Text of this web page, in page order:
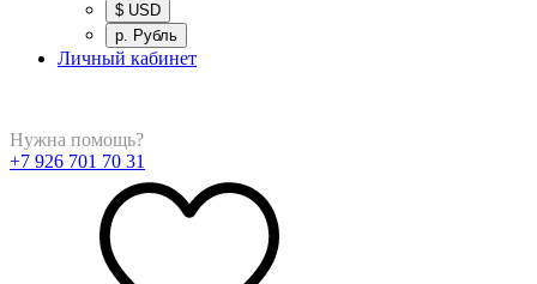
$ USD
р. Рубль
Личный кабинет
Нужна помощь?
+7 926 701 70 31